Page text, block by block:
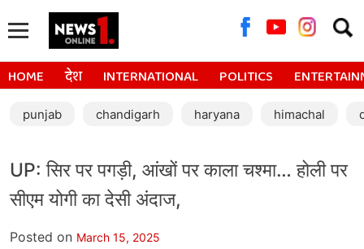
for:
HOME देश INTERNATIONAL POLITICS
punjab chandigarh haryana himachal
UP: सिर पर पगड़ी, आंखों पर काला चश्मा… होली पर
सीएम योगी का देसी अंदाज,
Posted on March 15, 2025